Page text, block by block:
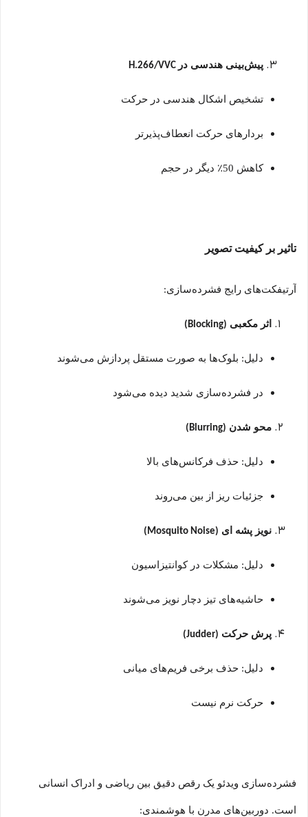
پیش‌بینی هندسی در
تشخیص اشکال هندسی در حرکت
بردارهای حرکت انعطاف‌پذیرتر
کاهش 50 ٪ دیگر در حجم
تاثیر بر کیفیت تصویر
آرتیفکت‌های رایج فشرده‌سازی:
اثر مکعبی (Blocking)
دلیل: بلوک‌ها به صورت مستقل پردازش می‌شوند
در فشرده‌سازی شدید دیده می‌شود
محو شدن (
Blurring)
دلیل: حذف فرکانس‌های بالا
جزئیات ریز از بین می‌روند
نویز پشه ای (Mosquito Noise)
دلیل: مشکلات در کوانتیزاسیون
حاشیه‌های تیز دچار نویز می‌شوند
پرش حرکت (Judder)
دلیل: حذف برخی فریم‌های میانی
حرکت نرم نیست
فشرده‌سازی ویدئو یک رقص دقیق بین ریاضی و ادراک انسانی
است. دوربین‌های مدرن با هوشمندی: